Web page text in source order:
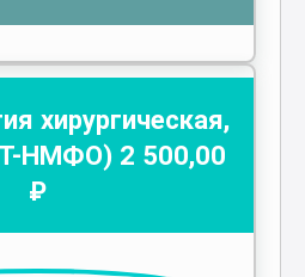
хирургическая,
НМФО) 2 500,00
₽